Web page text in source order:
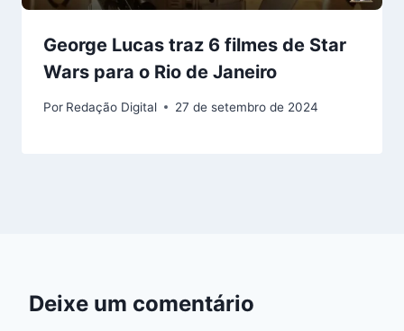
George Lucas traz 6 filmes de Star
Wars para o Rio de Janeiro
Por Redação Digital 27 de setembro de 2024
Deixe um comentário